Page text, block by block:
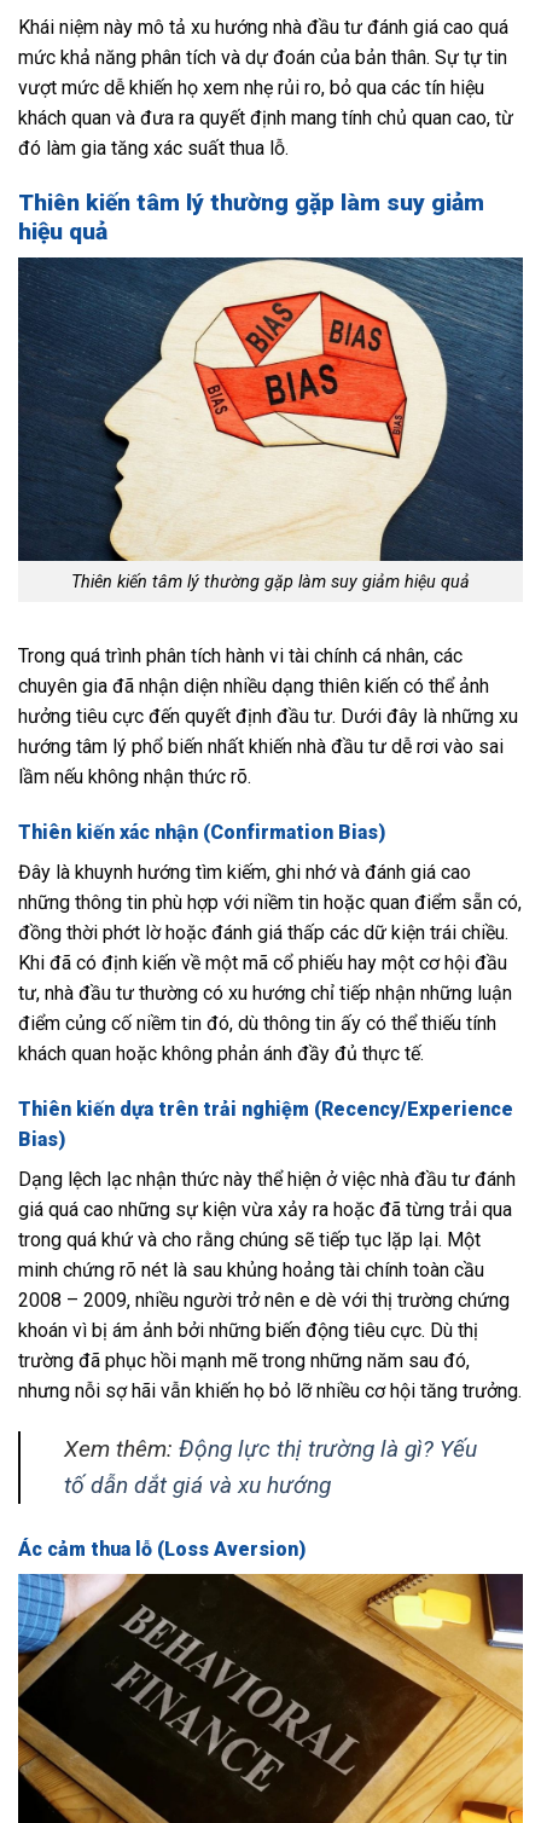
Khái niệm này mô tả xu hướng nhà đầu tư đánh giá cao quá
mức khả năng phân tích và dự đoán của bản thân. Sự tự tin
vượt mức dễ khiến họ xem nhẹ rủi ro, bỏ qua các tín hiệu
khách quan và đưa ra quyết định mang tính chủ quan cao, từ
đó làm gia tăng xác suất thua lỗ.
Thiên kiến tâm lý thường gặp làm suy giảm
hiệu quả
Thiên kiến tâm lý thường gặp làm suy giảm hiệu quả
Trong quá trình phân tích hành vi tài chính cá nhân, các
chuyên gia đã nhận diện nhiều dạng thiên kiến có thể ảnh
hưởng tiêu cực đến quyết định đầu tư. Dưới đây là những xu
hướng tâm lý phổ biến nhất khiến nhà đầu tư dễ rơi vào sai
lầm nếu không nhận thức rõ.
Thiên kiến xác nhận (Confirmation Bias)
Đây là khuynh hướng tìm kiếm, ghi nhớ và đánh giá cao
những thông tin phù hợp với niềm tin hoặc quan điểm sẵn có,
đồng thời phớt lờ hoặc đánh giá thấp các dữ kiện trái chiều.
Khi đã có định kiến về một mã cổ phiếu hay một cơ hội đầu
tư, nhà đầu tư thường có xu hướng chỉ tiếp nhận những luận
điểm củng cố niềm tin đó, dù thông tin ấy có thể thiếu tính
khách quan hoặc không phản ánh đầy đủ thực tế.
Thiên kiến dựa trên trải nghiệm (Recency/Experience
Bias)
Dạng lệch lạc nhận thức này thể hiện ở việc nhà đầu tư đánh
giá quá cao những sự kiện vừa xảy ra hoặc đã từng trải qua
trong quá khứ và cho rằng chúng sẽ tiếp tục lặp lại. Một
minh chứng rõ nét là sau khủng hoảng tài chính toàn cầu
2008 – 2009, nhiều người trở nên e dè với thị trường chứng
khoán vì bị ám ảnh bởi những biến động tiêu cực. Dù thị
trường đã phục hồi mạnh mẽ trong những năm sau đó,
nhưng nỗi sợ hãi vẫn khiến họ bỏ lỡ nhiều cơ hội tăng trưởng.
Xem thêm: Động lực thị trường là gì? Yếu
tố dẫn dắt giá và xu hướng
Ác cảm thua lỗ (Loss Aversion)